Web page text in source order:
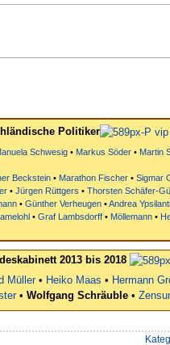
Politiker
Schwesig• Markus Söder• Martin
Beckstein• Marathon Fischer• Sigmar
• Jürgen Rüttgers • Thorsten Schäfer-
• Günther Verheugen•Andrea Ypsilanti
• Graf Lambsdorff• Möllemann•
2013 bis 2018
Müller• Heiko Maas • Hermann
• Wolfgang Schräuble•